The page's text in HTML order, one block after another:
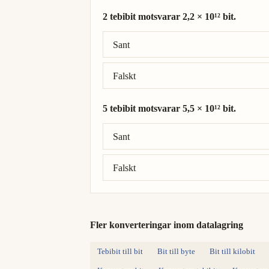
2 tebibit motsvarar 2,2 × 10¹² bit.
Sant
Falskt
Rätt svar: 2 tebibit = 2,2 × 10¹² bit.
5 tebibit motsvarar 5,5 × 10¹² bit.
Sant
Falskt
Rätt svar: 5 tebibit = 5,5 × 10¹² bit.
Fler konverteringar inom datalagring
Tebibit till bit Bit till byte Bit till kilobit